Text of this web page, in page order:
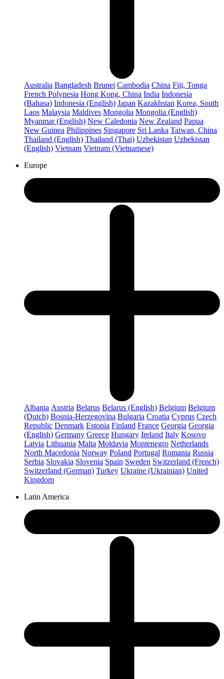
Australia Bangladesh Brunei Cambodia China Fiji, Tonga
French Polynesia Hong Kong, China India Indonesia
(Bahasa) Indonesia (English) Japan Kazakhstan Korea, South
Laos Malaysia Maldives Mongolia Mongolia (English)
Myanmar (English) New Caledonia New Zealand Papua
New Guinea Philippines Singapore Sri Lanka Taiwan, China
Thailand (English) Thailand (Thai) Uzbekistan Uzbekistan
(English) Vietnam Vietnam (Vietnamese)
Europe
Albania Austria Belarus Belarus (English) Belgium Belgium
(Dutch) Bosnia-Herzegovina Bulgaria Croatia Cyprus Czech
Republic Denmark Estonia Finland France Georgia Georgia
(English) Germany Greece Hungary Ireland Italy Kosovo
Latvia Lithuania Malta Moldavia Montenegro Netherlands
North Macedonia Norway Poland Portugal Romania Russia
Serbia Slovakia Slovenia Spain Sweden Switzerland (French)
Switzerland (German) Turkey Ukraine (Ukrainian) United
Kingdom
Latin America